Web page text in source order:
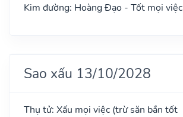
Kim đường: Hoàng Đạo - Tốt mọi việc
Sao xấu 13/10/2028
Thụ tử: Xấu mọi việc (trừ săn bắn tốt